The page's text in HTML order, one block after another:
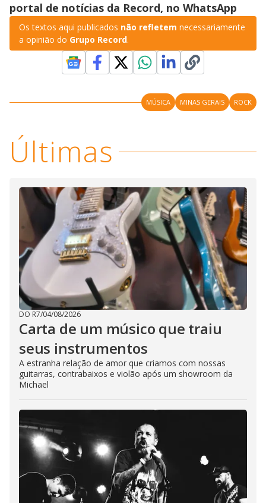
portal de notícias da Record, no WhatsApp
Os textos aqui publicados não refletem necessariamente
a opinião do Grupo Record.
MÚSICA MINAS GERAIS ROCK
Últimas
DO R7/04/08/2026
Carta de um músico que traiu
seus instrumentos
A estranha relação de amor que criamos com nossas
guitarras, contrabaixos e violão após um showroom da
Michael